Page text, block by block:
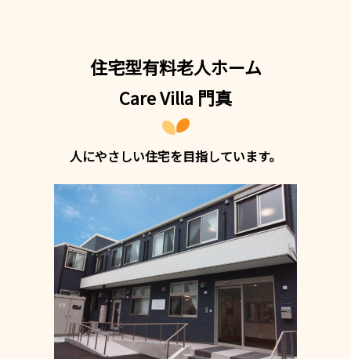
住宅型有料老人ホーム
Care Villa 門真
人にやさしい住宅を目指しています。